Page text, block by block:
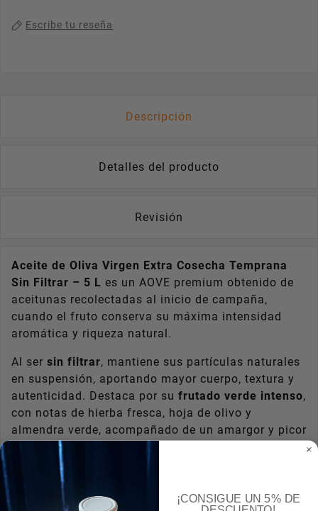
Escribe tu reseña
Descripción
Detalles del producto
Revisión
Aceite de Oliva Virgen Extra Cosecha Temprana
Sin Filtrar – 5 L es un AOVE premium obtenido de
aceitunas recolectadas al inicio de campaña,
cuando el fruto conserva su máxima intensidad
aromática y riqueza natural.
Al ser sin filtrar, mantiene sus partículas naturales
en suspensión, aportando mayor cuerpo, textura y
autenticidad. Destaca por su frutado verde intenso,
con notas de hierba fresca, hoja de olivo y
almendra verde, acompañado de un amargor y picor
equilibrados y elegantes.
Su formato
familias, amantes del aceite de alta calidad y
¡CONSIGUE UN 5% DE